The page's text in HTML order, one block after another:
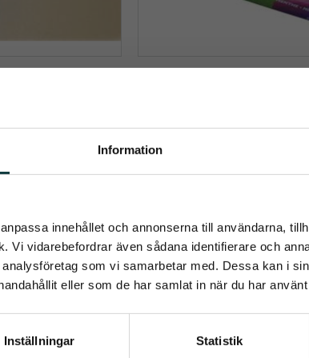
Information
innehållet och annonserna till användarna,
Vi vidarebefordrar även sådana identifierare och
som vi samarbetar med. Dessa kan i
eller som de har samlat in när du har
Inställningar Statistik
kr
på Emmishopens
i din inkorg
Prenumerera
i enlighet med vår